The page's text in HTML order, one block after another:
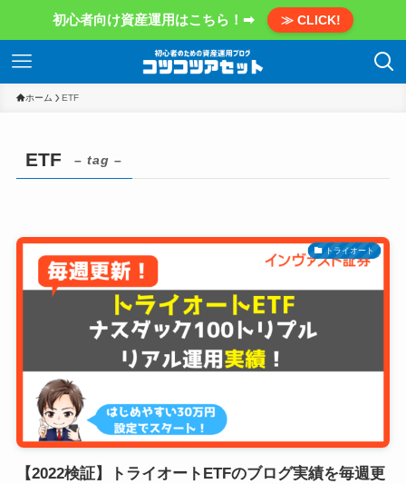
初心者向け資産運用はこちら！➡ ≫ CLICK!
ホーム ETF
ETF – tag –
トライオート
【2022検証】トライオートETFのブログ実績を毎週更